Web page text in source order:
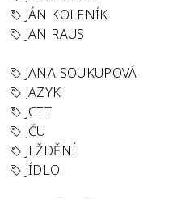
JÁN KOLENÍK
JAN RAUS
JANA SOUKUPOVÁ
JAZYK
JCTT
JČU
JEŽDĚNÍ
JÍDLO